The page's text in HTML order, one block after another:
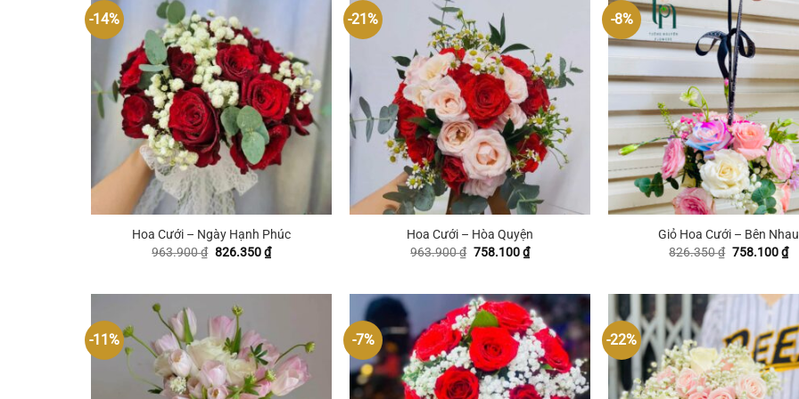
-14%
Hoa Cưới – Ngày Hạnh Phúc
963.900₫ Giá
826.350₫Giá
-21%
+
Hoa Cưới – Hòa Quyện
963.900₫ Giá
758.100₫Giá
758.100 ₫.
-8%
Giỏ Hoa Cưới – Bên Nhau
826.350₫ Giá
758.100₫Giá
-11% -7% -22%